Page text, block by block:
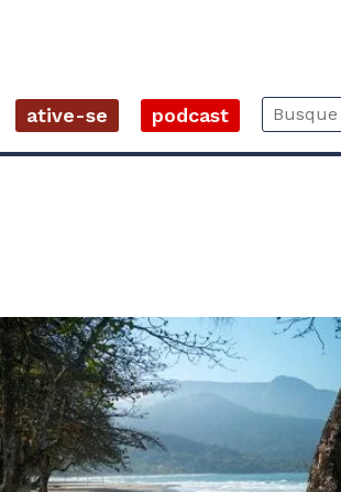
ative-se podcast